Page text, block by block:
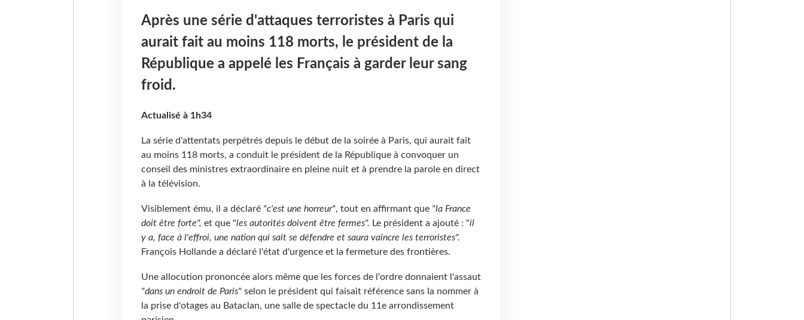
Après une série d'attaques terroristes à Paris qui
aurait fait au moins 118 morts, le président de la
République a appelé les Français à garder leur sang
froid.
Actualisé à 1h34
La série d'attentats perpétrés depuis le début de la soirée à Paris, qui aurait fait
au moins 118 morts, a conduit le président de la République à convoquer un
conseil des ministres extraordinaire en pleine nuit et à prendre la parole en direct
à la télévision.
Visiblement ému, il a déclaré "c'est une horreur", tout en affirmant que "la France
doit être forte", et que "les autorités doivent être fermes". Le président a ajouté : "il
y a, face à l'effroi, une nation qui sait se défendre et saura vaincre les terroristes".
François Hollande a déclaré l'état d'urgence et la fermeture des frontières.
Une allocution prononcée alors même que les forces de l'ordre donnaient l'assaut
"dans un endroit de Paris"selon le président qui faisait référence sans la nommer à
la prise d'otages au Bataclan, une salle de spectacle du 11e arrondissement